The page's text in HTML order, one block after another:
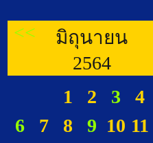
<<
มิถุนายน
2564
1 2 3 4
6
7 8 9 10 11